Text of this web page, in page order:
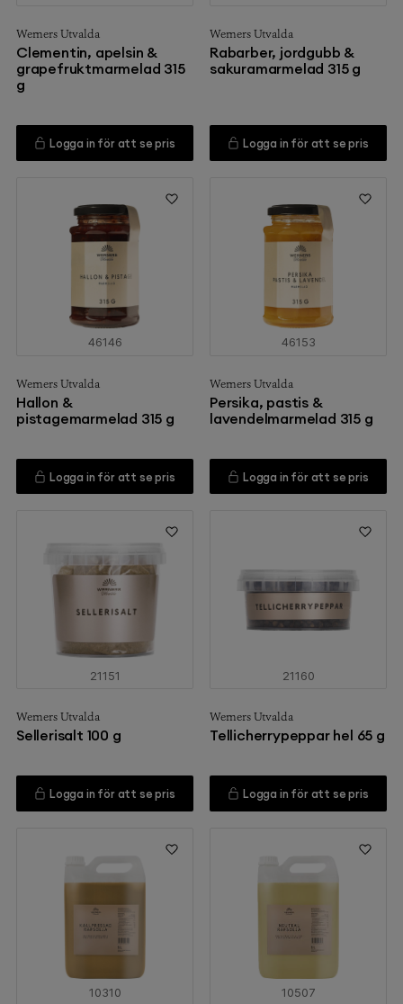
Werners Utvalda
Clementin, apelsin &
grapefruktmarmelad 315
g
Logga in för att se pris
Werners Utvalda
Rabarber, jordgubb &
sakuramarmelad 315 g
Logga in för att se pris
46146
Werners Utvalda
Hallon &
pistagemarmelad 315 g
Logga in för att se pris
46153
Werners Utvalda
Persika, pastis &
lavendelmarmelad 315 g
Logga in för att se pris
21151
Werners Utvalda
Sellerisalt 100 g
Logga in för att se pris
21160
Werners Utvalda
Tellicherrypeppar hel 65 g
Logga in för att se pris
10310 10507